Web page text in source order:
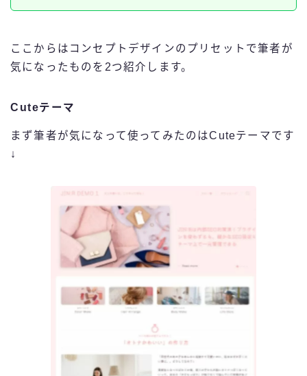
ここからはコンセプトデザインのプリセットで筆者が
気になったものを2つ紹介します。
Cuteテーマ
まず筆者が気になって使ってみたのはCuteテーマです
↓